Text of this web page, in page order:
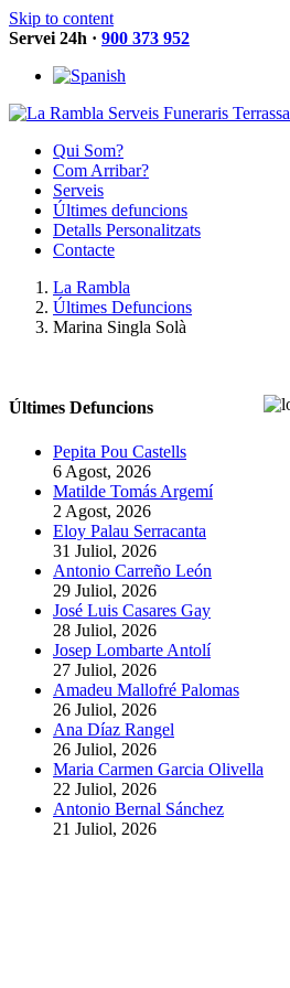
Skip to content
Servei 24h · 900 373 952
Qui Som?
Com Arribar?
Serveis
Últimes defuncions
Detalls Personalitzats
Contacte
La Rambla
Últimes Defuncions
Marina Singla Solà
Últimes Defuncions
Pepita Pou Castells
6 Agost, 2026
Matilde Tomás Argemí
2 Agost, 2026
Eloy Palau Serracanta
31 Juliol, 2026
Antonio Carreño León
29 Juliol, 2026
José Luis Casares Gay
28 Juliol, 2026
Josep Lombarte Antolí
27 Juliol, 2026
Amadeu Mallofré Palomas
26 Juliol, 2026
Ana Díaz Rangel
26 Juliol, 2026
Maria Carmen Garcia Olivella
22 Juliol, 2026
Antonio Bernal Sánchez
21 Juliol, 2026